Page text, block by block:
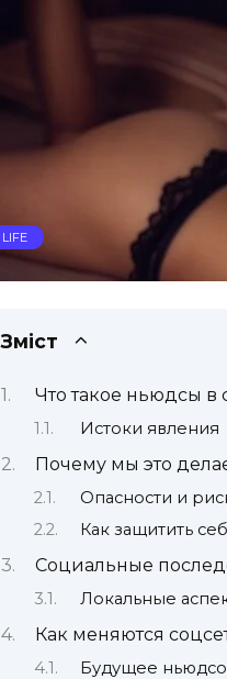
LIFE
Зміст
Что такое ньюдсы в
Истоки явления
Почему мы это
Опасности и
Как защитить
Социальные
Локальные
Как меняются
Будущее